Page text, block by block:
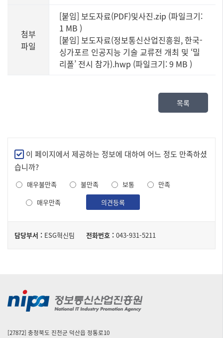
첨부
파일
[붙임] 보도자료(PDF)및사진.zip (파일크기:
1 MB )
[붙임] 보도자료(정보통신산업진흥원, 한국-
싱가포르 인공지능 기술 교류전 개최 및 ‘밀
리폴’ 전시 참가).hwp (파일크기: 9 MB )
목록
만
족
도
조
이 페이지에서 제공하는 정보에 대하여 어느 정도 만족하셨
습니까?
매우불만족 불만족 보통
만족
매우만족
의견등록
담
당
담당부서 : ESG혁신팀 전화번호 : 043-931-5211
[27872] 충청북도 진천군 덕산읍 정통로10